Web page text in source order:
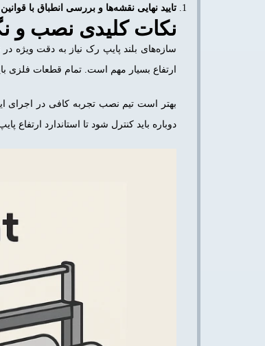
تایید نهایی نقشه‌ها و بررسی انطباق با
نکات کلیدی نصب و
سازه‌های بلند پایپ رک نیاز به دقت ویژه
ارتفاع بسیار مهم است. تمام قطعات فلزی
بهتر است تیم نصب تجربه کافی در اجرای
دوباره باید کنترل شود تا استاندارد ارتفاع